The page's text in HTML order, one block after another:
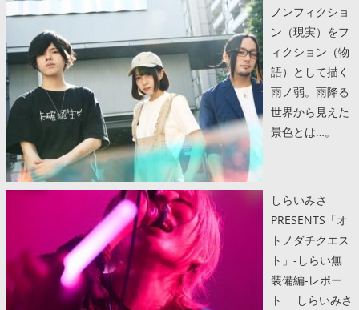
ノンフィクショ
ン（現実）をフ
ィクション（物
語）として描く
雨ノ弱。雨降る
世界から見えた
景色とは…。
しらいみさ
PRESENTS「オ
トノダチクエス
ト」-しらい無
装備編-レポー
ト しらいみさ